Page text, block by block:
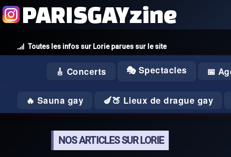
Toutes les infos sur Lorie parues sur le site
PARISGAYzine
🎸 Concerts 🎭 Spectacles 📅
🔥 Sauna gay 🍆🍑 Lieux de drague gay
NOS ARTICLES SUR LORIE